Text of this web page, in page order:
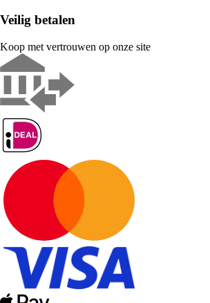
Veilig betalen
Koop met vertrouwen op onze site